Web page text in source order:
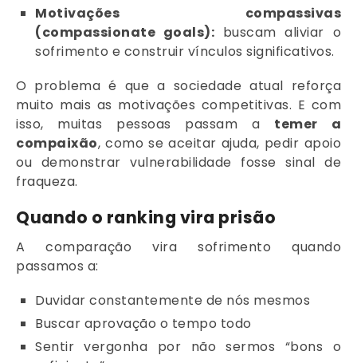
Motivações compassivas
(compassionate goals): buscam aliviar o
sofrimento e construir vínculos significativos.
O problema é que a sociedade atual reforça
muito mais as motivações competitivas. E com
isso, muitas pessoas passam a temer a
compaixão, como se aceitar ajuda, pedir apoio
ou demonstrar vulnerabilidade fosse sinal de
fraqueza.
Quando o ranking vira prisão
A comparação vira sofrimento quando
passamos a:
Duvidar constantemente de nós mesmos
Buscar aprovação o tempo todo
Sentir vergonha por não sermos “bons o